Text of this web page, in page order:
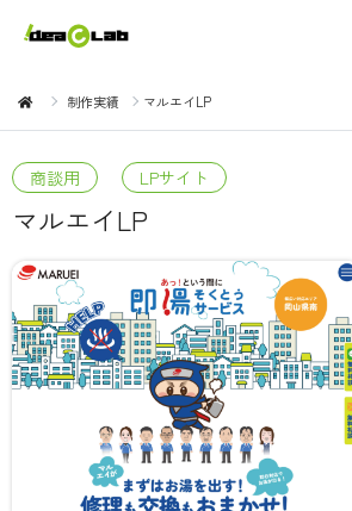
制作実績 マルエイLP
商談用 LPサイト
マルエイLP